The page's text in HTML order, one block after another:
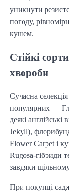
уникнути
погоду,
кущем.
Стійкі
хвороби
Сучасна
популярних —
деякі
Jekyll),
Flower Carpet і
Rugosa-гібриди
завдяки
При покупці